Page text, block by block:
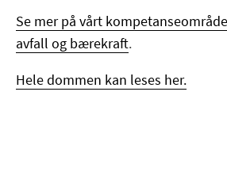
Se mer på vårt
avfall og bærekraft.
Hele dommen kan leses her.